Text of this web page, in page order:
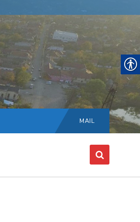
Choose
language:
MAIL